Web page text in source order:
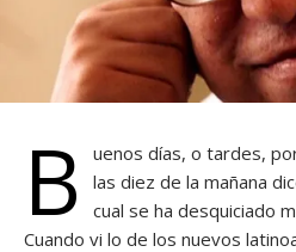
B
uenos días, o tardes,
las diez de la mañana
cual se ha desquiciado
Cuando vi lo de los nuevos